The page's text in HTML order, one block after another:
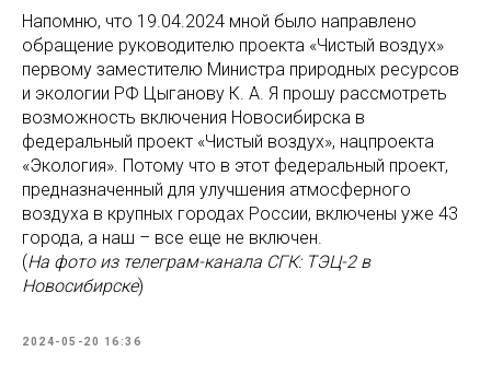
Напомню, что 19.04.2024 мной было направлено
обращение руководителю проекта «Чистый воздух»
первому заместителю Министра природных ресурсов
и экологии РФ Цыганову К. А. Я прошу рассмотреть
возможность включения Новосибирска в
федеральный проект «Чистый воздух», нацпроекта
«Экология». Потому что в этот федеральный проект,
предназначенный для улучшения атмосферного
воздуха в крупных городах России, включены уже 43
города, а наш – все еще не включен.
(На фото из телеграм-канала СГК: ТЭЦ-2 в
Новосибирске)
2024-05-20 16:36